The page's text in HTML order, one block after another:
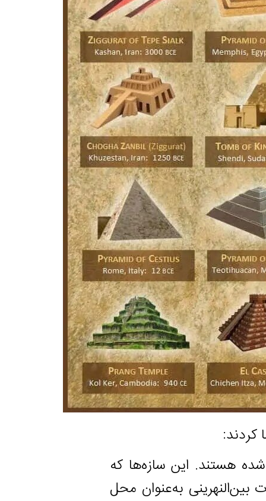
این سازه‌ها که
به‌عنوان محل